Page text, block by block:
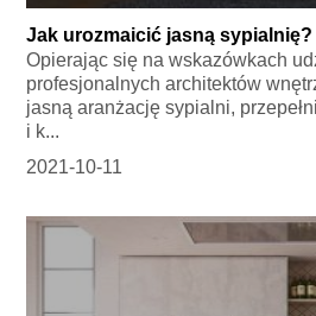
Jak urozmaicić jasną sypialnię?
Opierając się na wskazówkach
profesjonalnych architektów
jasną aranżację sypialni,
i k...
2021-10-11